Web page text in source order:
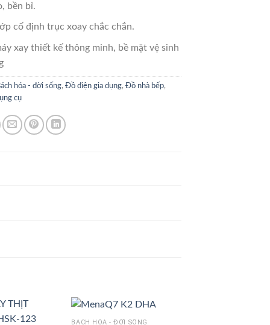
bền bỉ.
cố định trục xoay chắc chắn.
xay thiết kế thông minh, bề mặt vệ sinh
hóa - đời sống,Đồ điện gia dụng,Đồ nhà bếp,
cụ
BÁCH HÓA - ĐỜI SỐNG